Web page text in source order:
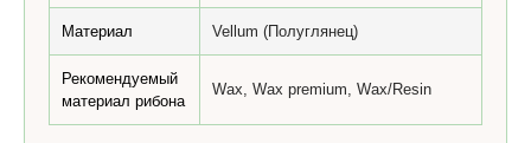
Материал Vellum (Полуглянец)
Рекомендуемый
материал рибона
Wax, Wax premium, Wax/Resin